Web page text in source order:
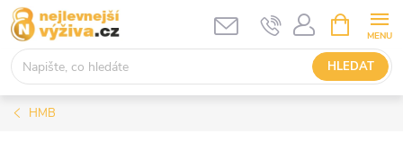
Přejít
na
obsah
HLEDAT
NÁKUPNÍ
KOŠÍK
HMB